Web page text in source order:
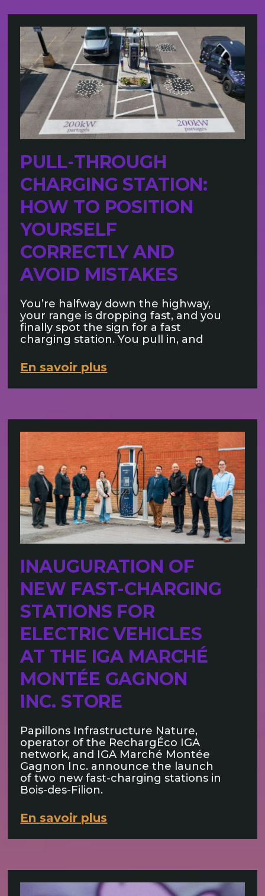
PULL-THROUGH
CHARGING STATION:
HOW TO POSITION
YOURSELF
CORRECTLY AND
AVOID MISTAKES
You’re halfway down the highway,
your range is dropping fast, and you
finally spot the sign for a fast
charging station. You pull in, and
En savoir plus
INAUGURATION OF
NEW FAST-CHARGING
STATIONS FOR
ELECTRIC VEHICLES
AT THE IGA MARCHÉ
MONTÉE GAGNON
INC. STORE
Papillons Infrastructure Nature,
operator of the RechargÉco IGA
network, and IGA Marché Montée
Gagnon Inc. announce the launch
of two new fast-charging stations in
Bois-des-Filion.
En savoir plus